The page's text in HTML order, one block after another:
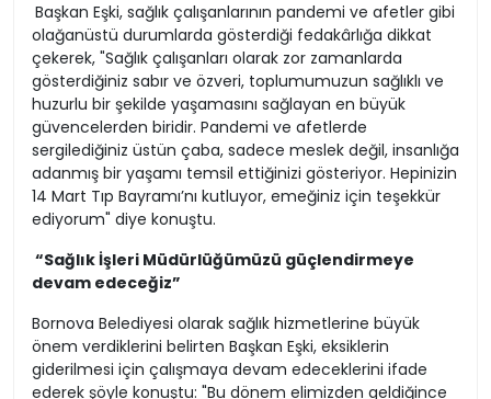
Başkan Eşki, sağlık çalışanlarının pandemi ve afetler gibi
olağanüstü durumlarda gösterdiği fedakârlığa dikkat
çekerek, "Sağlık çalışanları olarak zor zamanlarda
gösterdiğiniz sabır ve özveri, toplumumuzun sağlıklı ve
huzurlu bir şekilde yaşamasını sağlayan en büyük
güvencelerden biridir. Pandemi ve afetlerde
sergilediğiniz üstün çaba, sadece meslek değil, insanlığa
adanmış bir yaşamı temsil ettiğinizi gösteriyor. Hepinizin
14 Mart Tıp Bayramı’nı kutluyor, emeğiniz için teşekkür
ediyorum" diye konuştu.
“Sağlık İşleri Müdürlüğümüzü güçlendirmeye
devam edeceğiz”
Bornova Belediyesi olarak sağlık hizmetlerine büyük
önem verdiklerini belirten Başkan Eşki, eksiklerin
giderilmesi için çalışmaya devam edeceklerini ifade
ederek şöyle konuştu: "Bu dönem elimizden geldiğince